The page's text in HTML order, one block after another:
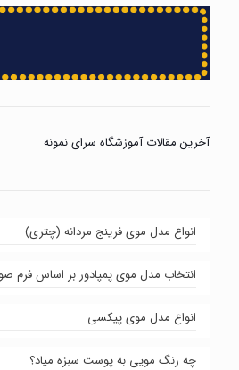
آخرین مقالات آموزشگاه سرای نمونه
انواع مدل موی فرینج مردانه (چتری)
انتخاب مدل موی پمپادور بر اساس فرم
انواع مدل موی پیکسی
چه رنگ مویی به پوست سبزه میاد؟